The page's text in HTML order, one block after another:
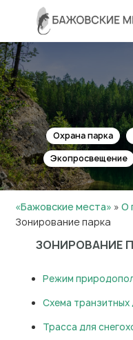
Охрана парка
Экопросвещение
«Бажовские места» »О
Зонирование парка
ЗОНИРОВАНИЕ
Режим
Схема транзитных
Трасса для